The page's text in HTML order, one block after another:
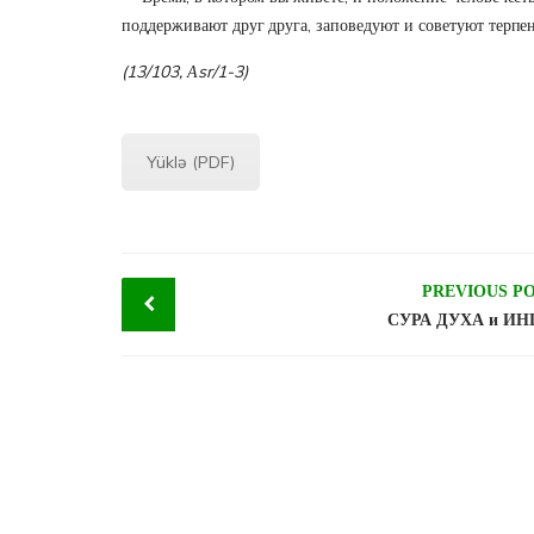
поддерживают друг друга, заповедуют и советуют
(13/103, Аsr/1-3)
Yüklə (PDF)
Post
navigation
PREVIOUS
СУРА ДУХА и